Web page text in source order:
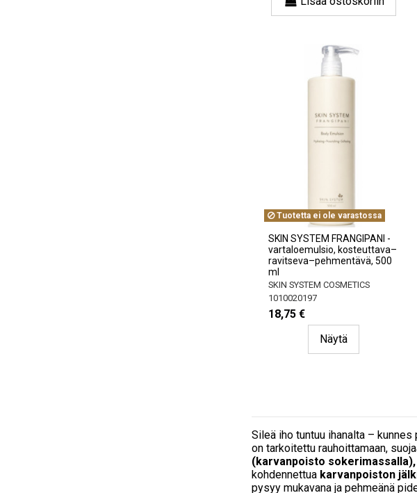
Tuotetta ei ole varastossa
SKIN SYSTEM FRANGIPANI -
vartaloemulsio, kosteuttava–
ravitseva–pehmentävä, 500
ml
SKIN SYSTEM COSMETICS
1010020197
18,75 €
Näytä
Sileä iho tuntuu ihanalta –
on tarkoitettu rauhoittamaan,
(karvanpoisto
kohdennettua karvanpoiston
pysyy mukavana ja pehmeänä